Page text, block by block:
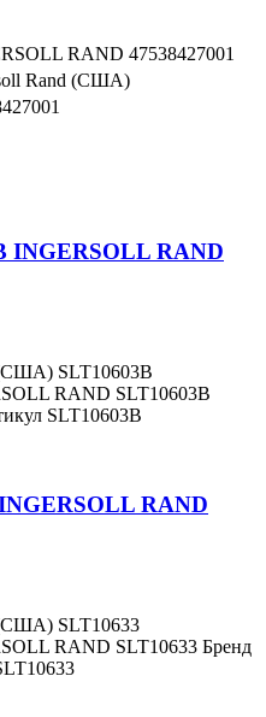
RAND 47538427001
Rand (США)
INGERSOLL RAND
(США) SLT10603B
RAND SLT10603B
SLT10603B
RAND
(США) SLT10633
RAND SLT10633 Бренд